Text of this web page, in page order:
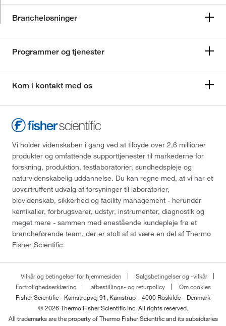
Brancheløsninger
Programmer og tjenester
Kom i kontakt med os
Vi holder videnskaben i gang ved at tilbyde over 2,6 millioner
produkter og omfattende supporttjenester til markederne for
forskning, produktion, testlaboratorier, sundhedspleje og
naturvidenskabelig uddannelse. Du kan regne med, at vi har et
uovertruffent udvalg af forsyninger til laboratorier,
biovidenskab, sikkerhed og facility management - herunder
kemikalier, forbrugsvarer, udstyr, instrumenter, diagnostik og
meget mere - sammen med enestående kundepleje fra et
brancheførende team, der er stolt af at være en del af Thermo
Fisher Scientific.
Vilkår og betingelser for hjemmesiden
Salgsbetingelser og -vilkår
Fortrolighedserklæring
afbestillings- og returpolicy
Om cookies
Fisher Scientific - Kamstrupvej 91, Kamstrup – 4000 Roskilde – Denmark
© 2026 Thermo Fisher Scientific Inc. All rights reserved.
All trademarks are the property of Thermo Fisher Scientific and its subsidiaries